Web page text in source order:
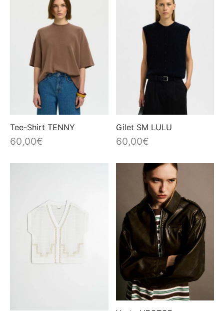
Tee-Shirt TENNY
60,00€
Gilet SM LULU
60,00€